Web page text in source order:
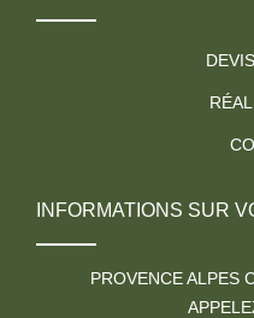
INFORMATIONS SUR
PROVENCE ALPES